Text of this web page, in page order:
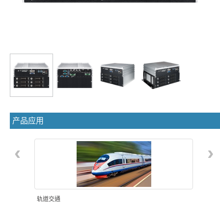
产品应用
轨道交通
‹ ›